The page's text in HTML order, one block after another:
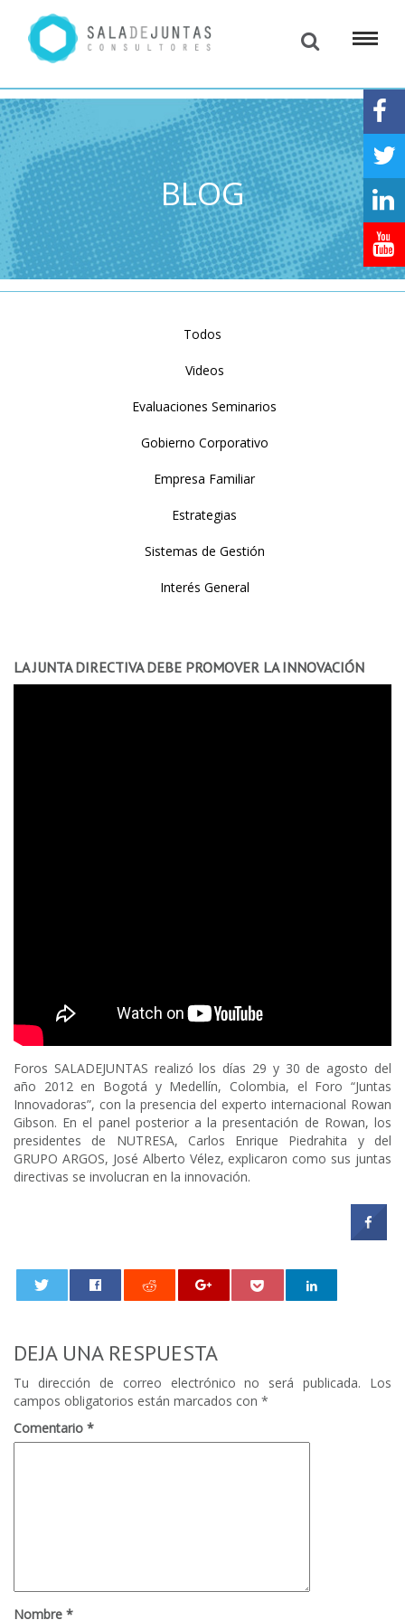
BLOG
Todos
Videos
Evaluaciones Seminarios
Gobierno Corporativo
Empresa Familiar
Estrategias
Sistemas de Gestión
Interés General
LA JUNTA DIRECTIVA DEBE PROMOVER LA INNOVACIÓN
Foros SALADEJUNTAS realizó los días 29 y 30 de agosto del
año 2012 en Bogotá y Medellín, Colombia, el Foro “Juntas
Innovadoras”, con la presencia del experto internacional Rowan
Gibson. En el panel posterior a la presentación de Rowan, los
presidentes de NUTRESA, Carlos Enrique Piedrahita y del
GRUPO ARGOS, José Alberto Vélez, explicaron como sus juntas
directivas se involucran en la innovación.
DEJA UNA RESPUESTA
Tu dirección de correo electrónico no será publicada.
Los
campos obligatorios están marcados con *
Comentario *
Nombre *